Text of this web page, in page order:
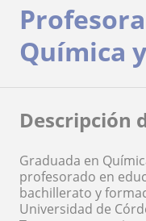
Química
Descripción
Graduada en
profesorado en
bachillerato y
Universidad de